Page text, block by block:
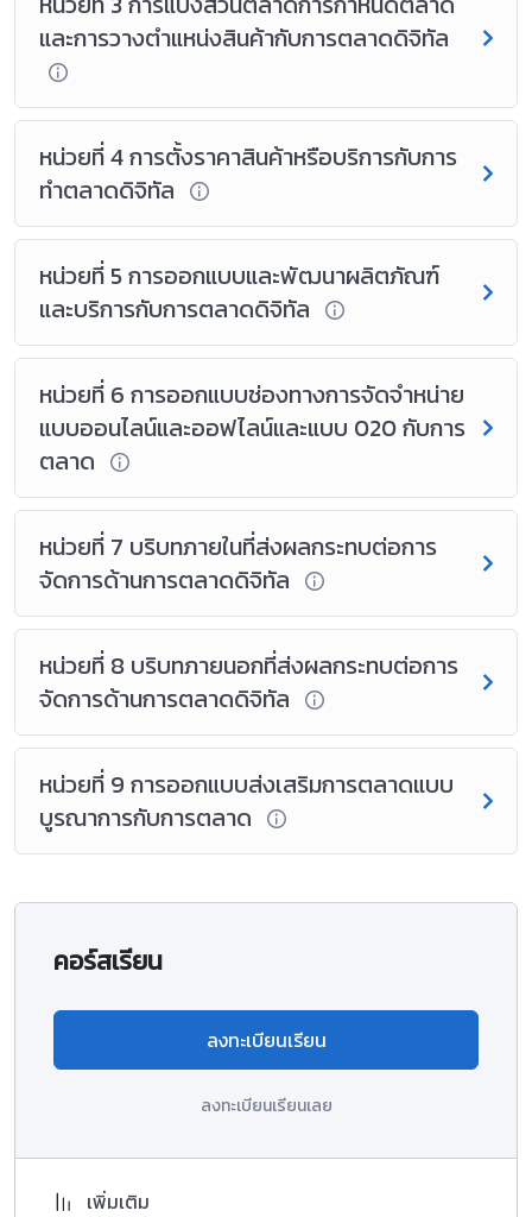
และการวางตำแหน่งสินค้ากับการตลาดดิจิทัล
หน่วยที่ 4 การตั้งราคาสินค้าหรือบริการกับการ
ทำตลาดดิจิทัล
หน่วยที่ 5 การออกแบบและพัฒนาผลิตภัณฑ์
และบริการกับการตลาดดิจิทัล
หน่วยที่ 6 การออกแบบช่องทางการจัดจำหน่าย
แบบออนไลน์และออฟไลน์และแบบ 020 กับการ
ตลาด
หน่วยที่ 7 บริบทภายในที่ส่งผลกระทบต่อการ
จัดการด้านการตลาดดิจิทัล
หน่วยที่ 8 บริบทภายนอกที่ส่งผลกระทบต่อการ
จัดการด้านการตลาดดิจิทัล
หน่วยที่ 9 การออกแบบส่งเสริมการตลาดแบบ
บูรณาการกับการตลาด
คอร์สเรียน
ลงทะเบียนเรียน
ลงทะเบียนเรียนเลย
เพิ่มเติม